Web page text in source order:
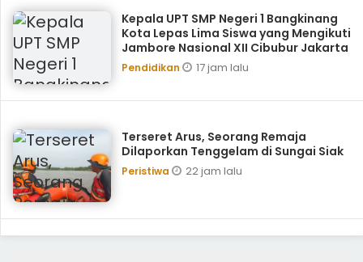
Kepala UPT SMP Negeri 1 Bangkinang
Kota Lepas Lima Siswa yang Mengikuti
Jambore Nasional XII Cibubur Jakarta
Pendidikan 17 jam lalu
Terseret Arus, Seorang Remaja
Dilaporkan Tenggelam di Sungai Siak
Peristiwa 22 jam lalu